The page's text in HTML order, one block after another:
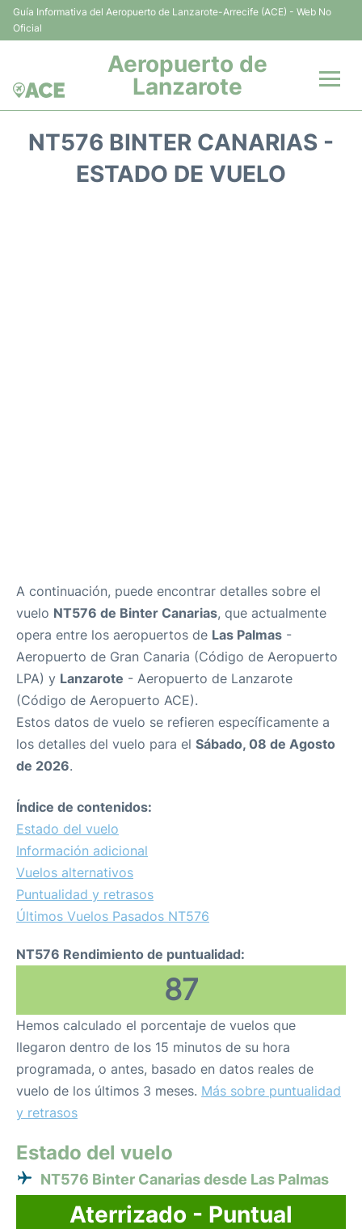
Guía Informativa del Aeropuerto de Lanzarote-Arrecife (ACE) - Web No
Oficial
Aeropuerto de
Lanzarote
NT576 BINTER CANARIAS -
ESTADO DE VUELO
A continuación, puede encontrar detalles sobre el
vuelo NT576 de Binter Canarias, que actualmente
opera entre los aeropuertos de Las Palmas -
Aeropuerto de Gran Canaria (Código de Aeropuerto
LPA) y Lanzarote - Aeropuerto de Lanzarote
(Código de Aeropuerto ACE).
Estos datos de vuelo se refieren específicamente a
los detalles del vuelo para el Sábado, 08 de Agosto
de 2026.
Índice de contenidos:
Estado del vuelo
Información adicional
Vuelos alternativos
Puntualidad y retrasos
Últimos Vuelos Pasados NT576
NT576 Rendimiento de puntualidad:
87
Hemos calculado el porcentaje de vuelos que
llegaron dentro de los 15 minutos de su hora
programada, o antes, basado en datos reales de
vuelo de los últimos 3 meses. Más sobre puntualidad
y retrasos
Estado del vuelo
NT576 Binter Canarias desde Las Palmas
Aterrizado - Puntual